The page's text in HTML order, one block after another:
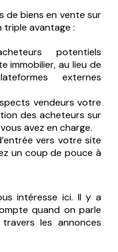
de biens en vente sur
avantage :
potentiels
immobilier, au lieu de
externes
vendeurs votre
des acheteurs sur
avez en charge.
vers votre site
un coup de pouce à
intéresse ici. Il y a
quand on parle
les annonces